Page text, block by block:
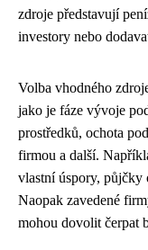
zdroje představují
investory nebo
Volba vhodného
jako je fáze vývoje
prostředků, ochota
firmou a další.
vlastní úspory, půjčky
Naopak zavedené
mohou dovolit čerpat